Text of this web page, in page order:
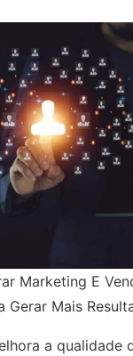
Marketing E
Gerar Mais
a qualidade